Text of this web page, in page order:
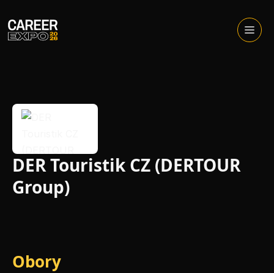
to
content
Otevřít
menu
DER Touristik CZ (DERTOUR
Group)
Obory